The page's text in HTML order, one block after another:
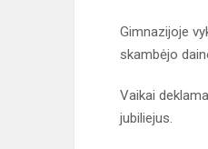
Gimnazijoje
skambėjo
Vaikai
jubiliejus.